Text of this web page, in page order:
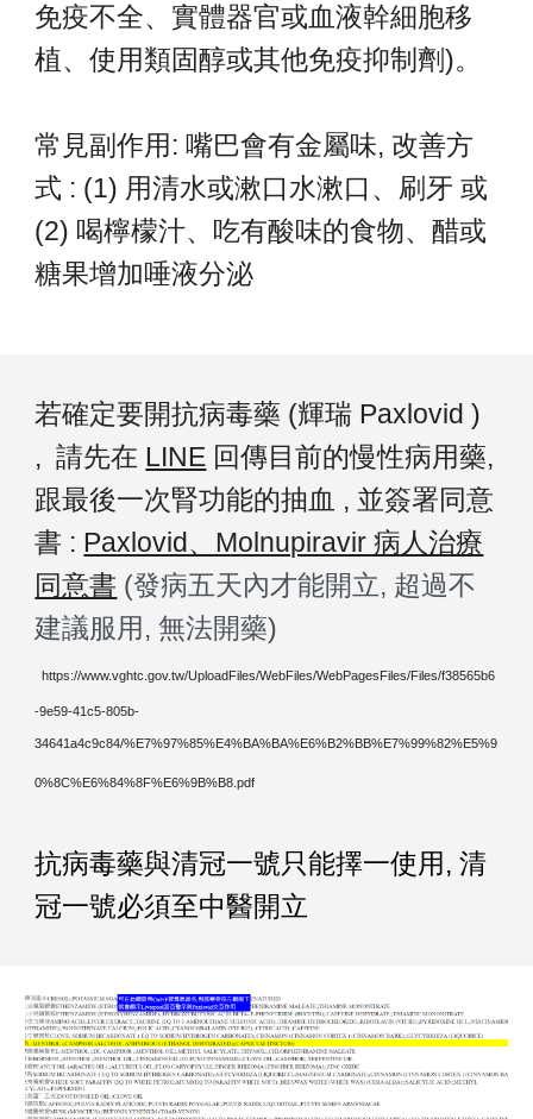
免疫不全、實體器官或血液幹細胞移
植、使用類固醇或其他免疫抑制劑)。
常見副作用: 嘴巴會有金屬味, 改善方
式 : (1) 用清水或漱口水漱口、刷牙 或
(2) 喝檸檬汁、吃有酸味的食物、醋或
糖果增加唾液分泌
若確定要開抗病毒藥 (輝瑞 Paxlovid )
, 請先在 LINE 回傳目前的慢性病用藥,
跟最後一次腎功能的抽血 , 並簽署同意
書 : Paxlovid、Molnupiravir 病人治療
同意書 (發病五天內才能開立, 超過不
建議服用, 無法開藥)
https://www.vghtc.gov.tw/UploadFiles/WebFiles/WebPagesFiles/Files/f38565b6
-9e59-41c5-805b-
34641a4c9c84/%E7%97%85%E4%BA%BA%E6%B2%BB%E7%99%82%E5%9
0%8C%E6%84%8F%E6%9B%B8.pdf
抗病毒藥與清冠一號只能擇一使用,清
冠一號必須至中醫開立